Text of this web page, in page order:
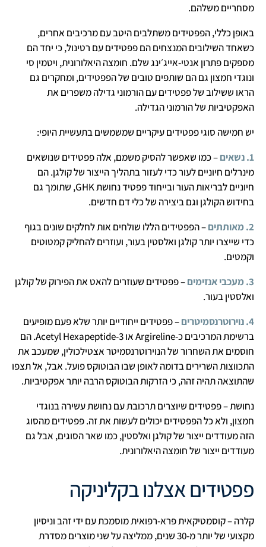
מסחריים משלהם.
באופן כללי, הפפטידים משתלבים היטב עם מרכיבים אחרים,
כשאחד השילובים המנצחים הם פפטידים עם רטינול, כי יחד הם
מספקים פתרון אנטי-אייג׳ינג שלם. חומצה היאלורונית, ויטמין סי
ונוגדי חמצון גם הם שותפים טובים של הפפטידים, ומחקרים גם
הראו ששילוב של פפטידים עם הורמוני גדילה משפרים את
האפקטיביות של הורמוני הגדילה.
יש חמישה סוגי פפטידים עיקריים שמשמשים בתעשיית היופי:
1. נשאים
– כמו שאפשר להסיק משמם, אלה פפטידים שנושאים
מינרלים חיוניים לעור כדי לעזור בתהליך הייצור של קולגן. הם
חיוניים לבריאות העור ובייחוד פפטיד נחושת GHK, שתומך גם
בחידוש הקולגן וגם ביצירה של כלי דם חדשים.
2. מאותתים
– הפפטידים הללו שולחים אות לחלקים שונים בגוף
כדי שייצרו יותר קולגן ואלסטין בעור, ועוזרים להחליק קמטוטים
וקמטים.
3. מעכבי אנזימים
– פפטידים שעוזרים להאט את הפירוק של קולגן
ואלסטין בעור.
4. נוירוטרנסמיטרים
– פפטידים ייחודיים יותר שלא פעם מופיעים
ברשימת המרכיבים כ-Argireline או Acetyl Hexapeptide-3. הם
חוסמים את השחרור של הנוירוטרנסמיטר אצטילכולין, שמעכב את
התכווצות השרירים בדומה לאופן שבו הבוטוקס פועל. אבל, אל תצפו
שהתוצאה תהיה זהה, כי הזרקות הבוטוקס הרבה יותר אפקטיביות.
נחושת – פפטידים שיוצרים תרכובת עם נחושת עשירה בנוגדי
חמצון, ולא כל הפפטידים יכולים לעשות את זה. פפטידים מהסוג
הזה מעודדים ייצור של קולגן ואלסטין, כמו שאר הסוגים, אבל גם
מעודדים ייצור של חומצה היאלורונית.
פפטידים אצלנו בקליניקה
קלרה – קוסמטיקאית פרא-רפואית מוסמכת עם ידי זהב וניסיון
מקצועי של יותר מ-30 שנים, ממליצה על שני מוצרים מסדרת